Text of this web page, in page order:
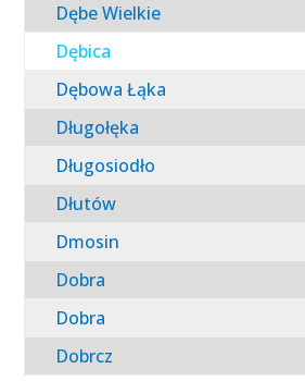
Dębe Wielkie
Dębica
Dębowa Łąka
Długołęka
Długosiodło
Dłutów
Dmosin
Dobra
Dobra
Dobrcz